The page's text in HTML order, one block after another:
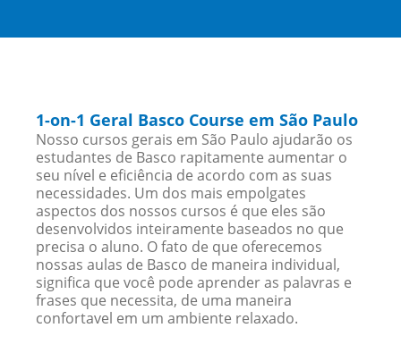
1-on-1 Geral Basco Course em São Paulo
Nosso cursos gerais em São Paulo ajudarão os
estudantes de Basco rapitamente aumentar o
seu nível e eficiência de acordo com as suas
necessidades. Um dos mais empolgates
aspectos dos nossos cursos é que eles são
desenvolvidos inteiramente baseados no que
precisa o aluno. O fato de que oferecemos
nossas aulas de Basco de maneira individual,
significa que você pode aprender as palavras e
frases que necessita, de uma maneira
confortavel em um ambiente relaxado.